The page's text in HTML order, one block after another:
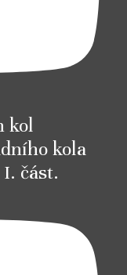
kol
kola
část.